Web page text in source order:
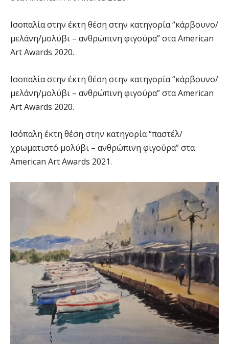
Ισοπαλία στην έκτη θέση στην κατηγορία “κάρβουνο/
μελάνη/μολύβι – ανθρώπινη φιγούρα” στα American
Art Awards 2020.
Ισοπαλία στην έκτη θέση στην κατηγορία “κάρβουνο/
μελάνη/μολύβι – ανθρώπινη φιγούρα” στα American
Art Awards 2020.
Ισόπαλη έκτη θέση στην κατηγορία “παστέλ/
χρωματιστό μολύβι – ανθρώπινη φιγούρα” στα
American Art Awards 2021.